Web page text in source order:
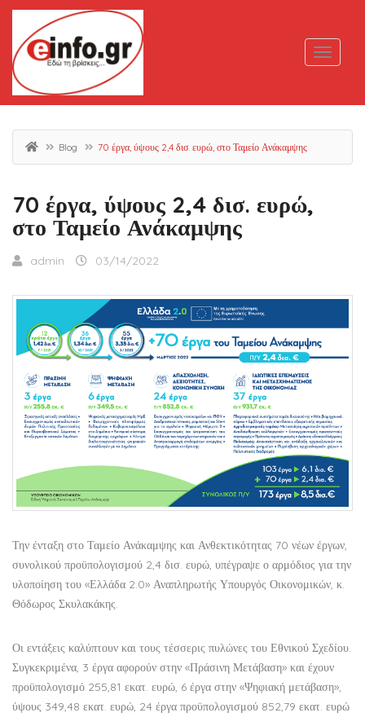
Blog 70 έργα, ύψους 2,4 δισ. ευρώ, στο Ταμείο Ανάκαμψης
70 έργα, ύψους 2,4 δισ. ευρώ,
στο Ταμείο Ανάκαμψης
admin 03/14/2022
Την ένταξη στο Ταμείο Ανάκαμψης και Ανθεκτικότητας 70 νέων έργων,
συνολικού προϋπολογισμού 2,4 δισ. ευρώ, υπέγραψε ο αρμόδιος για την
υλοποίηση του «Ελλάδα 2.0» Αναπληρωτής Υπουργός Οικονομικών, κ.
Θόδωρος Σκυλακάκης.
Οι εντάξεις καλύπτουν και τους τέσσερις πυλώνες του Εθνικού Σχεδίου.
Συγκεκριμένα, 3 έργα αφορούν στην «Πράσινη Μετάβαση» και έχουν
προϋπολογισμό 255,81 εκατ. ευρώ, 6 έργα στην «Ψηφιακή μετάβαση»,
ύψους 349,48 εκατ. ευρώ, 24 έργα προϋπολογισμού 852,79 εκατ. ευρώ